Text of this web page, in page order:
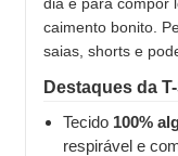
caimento bonito.
saias, shorts e
Destaques da
Tecido 100%
respirável e